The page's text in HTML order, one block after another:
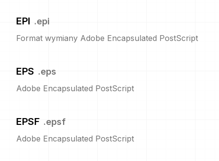
EPI .epi
Format wymiany Adobe Encapsulated PostScript
EPS .eps
Adobe Encapsulated PostScript
EPSF .epsf
Adobe Encapsulated PostScript